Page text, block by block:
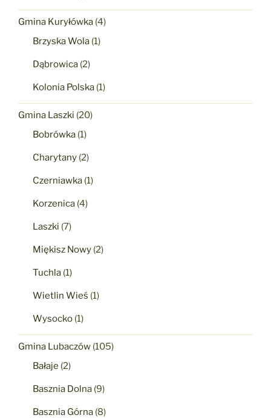
Gmina Kuryłówka (4)
Brzyska Wola (1)
Dąbrowica (2)
Kolonia Polska (1)
Gmina Laszki (20)
Bobrówka (1)
Charytany (2)
Czerniawka (1)
Korzenica (4)
Laszki (7)
Miękisz Nowy (2)
Tuchla (1)
Wietlin Wieś (1)
Wysocko (1)
Gmina Lubaczów (105)
Bałaje (2)
Basznia Dolna (9)
Basznia Górna (8)